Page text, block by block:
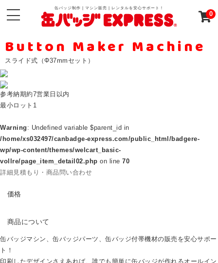
缶バッジ制作 | マシン販売 | レンタルを安心サポート！
0
Button Maker Machine
スライド式（Φ37mmセット）
参考納期約7営業日以内
最小ロット 1
Warning : Undefined variable $parent_id in
/home/xs032497/canbadge-express.com/public_html/badgere-
wp/wp-content/themes/welcart_basic-
vollre/page_item_detail02.php on line 70
詳細見積もり・商品問い合わせ
価格
商品について
缶バッジマシン、缶バッジパーツ、缶バッジ付帯機材の販売を安心サポー
ト！
印刷したデザインさえあれば、誰でも簡単に缶バッジが作れるオールイン